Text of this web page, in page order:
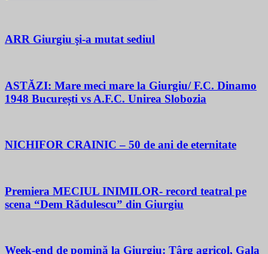
ARR Giurgiu şi-a mutat sediul
ASTĂZI: Mare meci mare la Giurgiu/ F.C. Dinamo
1948 București vs A.F.C. Unirea Slobozia
NICHIFOR CRAINIC – 50 de ani de eternitate
Premiera MECIUL INIMILOR- record teatral pe
scena “Dem Rădulescu” din Giurgiu
Week-end de pomină la Giurgiu: Târg agricol, Gala